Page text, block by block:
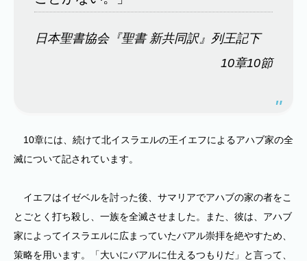
日本聖書協会『聖書 新共同訳』列王記下
10章10節
10章には、続けて北イスラエルの王イエフによるアハブ家の全
滅について記されています。
イエフはイゼベルを討った後、サマリアでアハブの家の者をこ
とごとく打ち殺し、一族を全滅させました。また、彼は、アハブ
家によってイスラエルに広まっていたバアル崇拝を絶やすため、
策略を用います。「大いにバアルに仕えるつもりだ」と言って、